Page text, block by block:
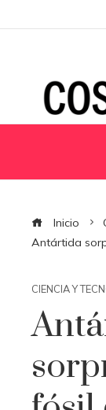
Inicio
Antártida
CIENCIA Y